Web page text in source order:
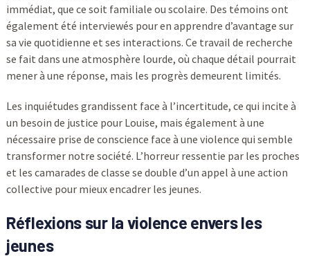
immédiat, que ce soit familiale ou scolaire. Des témoins ont
également été interviewés pour en apprendre d’avantage sur
sa vie quotidienne et ses interactions. Ce travail de recherche
se fait dans une atmosphère lourde, où chaque détail pourrait
mener à une réponse, mais les progrès demeurent limités.
Les inquiétudes grandissent face à l’incertitude, ce qui incite à
un besoin de justice pour Louise, mais également à une
nécessaire prise de conscience face à une violence qui semble
transformer notre société. L’horreur ressentie par les proches
et les camarades de classe se double d’un appel à une action
collective pour mieux encadrer les jeunes.
Réflexions sur la violence envers les
jeunes